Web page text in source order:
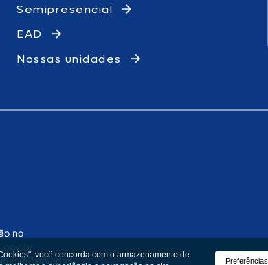
Semipresencial
EAD
Nossas unidades
no
Reservados.
você concorda com o armazenamento de
Preferências